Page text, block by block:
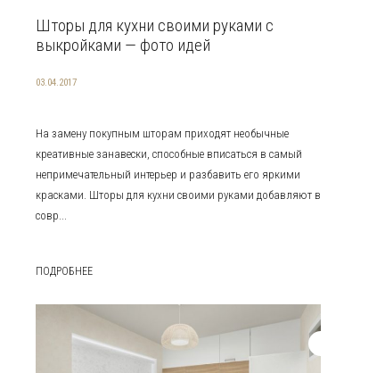
Шторы для кухни своими руками с
выкройками — фото идей
03.04.2017
На замену покупным шторам приходят необычные
креативные занавески, способные вписаться в самый
непримечательный интерьер и разбавить его яркими
красками. Шторы для кухни своими руками добавляют в
совр...
ПОДРОБНЕЕ